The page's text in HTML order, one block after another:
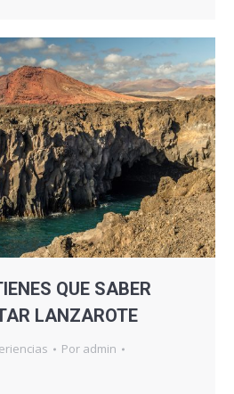
QUE SABER
LANZAROTE
Por admin